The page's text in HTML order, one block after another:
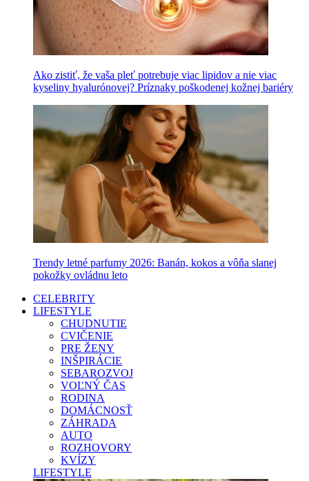
Ako zistiť, že vaša pleť potrebuje viac lipidov a nie viac
kyseliny hyalurónovej? Príznaky poškodenej kožnej bariéry
Trendy letné parfumy 2026: Banán, kokos a vôňa slanej
pokožky ovládnu leto
CELEBRITY
LIFESTYLE
CHUDNUTIE
CVIČENIE
PRE ŽENY
INŠPIRÁCIE
SEBAROZVOJ
VOĽNÝ ČAS
RODINA
DOMÁCNOSŤ
ZÁHRADA
AUTO
ROZHOVORY
KVÍZY
LIFESTYLE